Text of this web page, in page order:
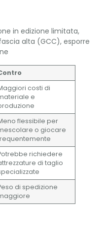
in edizione limitata,
alta (GCC), esporre
costi di
e
flessibile per
o giocare
richiedere
di taglio
di spedizione